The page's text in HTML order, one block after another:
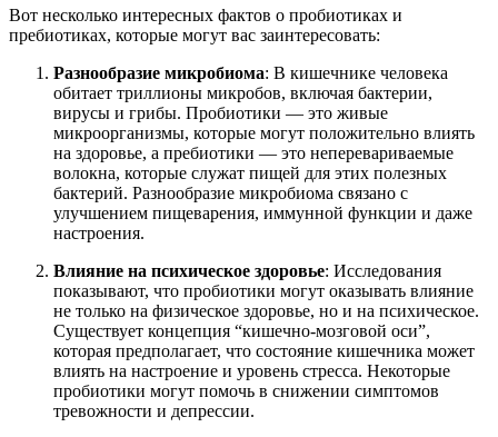
Вот несколько интересных фактов о пробиотиках и
пребиотиках, которые могут вас заинтересовать:
Разнообразие микробиома: В кишечнике человека
обитает триллионы микробов, включая бактерии,
вирусы и грибы. Пробиотики — это живые
микроорганизмы, которые могут положительно влиять
на здоровье, а пребиотики — это неперевариваемые
волокна, которые служат пищей для этих полезных
бактерий. Разнообразие микробиома связано с
улучшением пищеварения, иммунной функции и даже
настроения.
Влияние на психическое здоровье: Исследования
показывают, что пробиотики могут оказывать влияние
не только на физическое здоровье, но и на психическое.
Существует концепция “кишечно-мозговой оси”,
которая предполагает, что состояние кишечника может
влиять на настроение и уровень стресса. Некоторые
пробиотики могут помочь в снижении симптомов
тревожности и депрессии.